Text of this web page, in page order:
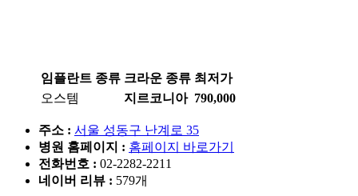
임플란트 종류 크라운 종류 최저가
오스템
지르코니아 790,000
주소 : 서울 성동구 난계로 35
병원 홈페이지 : 홈페이지 바로가기
전화번호 : 02-2282-2211
네이버 리뷰 : 579개